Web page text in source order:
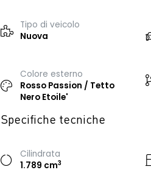
Tipo di veicolo
Nuova
Colore esterno
Rosso Passion / Tetto
Nero Etoile'
Specifiche tecniche
Cilindrata
1.789 cm3